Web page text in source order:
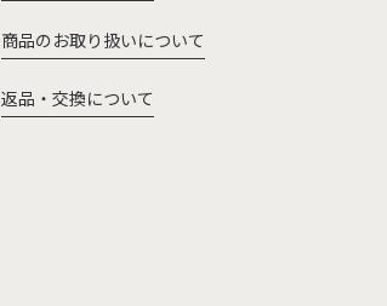
商品のお取り扱いについて
返品・交換について